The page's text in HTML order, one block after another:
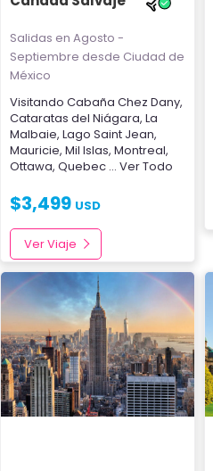
Salidas en Agosto -
Septiembre desde Ciudad de
México
Visitando Cabaña Chez Dany,
Cataratas del Niágara, La
Malbaie, Lago Saint Jean,
Mauricie, Mil Islas, Montreal,
Ottawa, Quebec ... Ver Todo
$3,499 USD
Ver Viaje